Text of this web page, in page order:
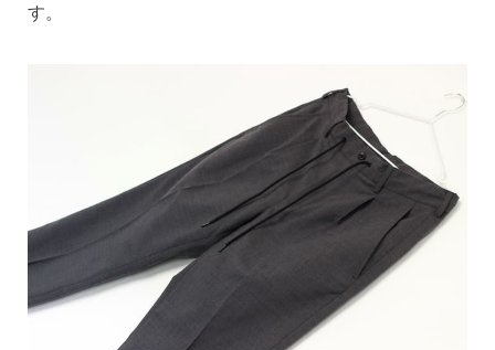
す。